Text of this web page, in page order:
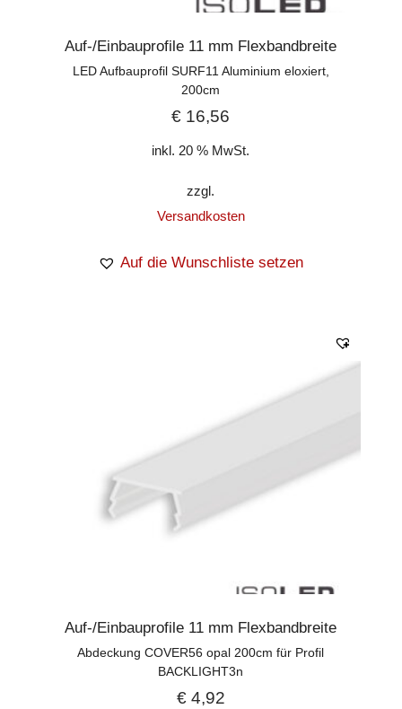
Auf-/Einbauprofile 11 mm Flexbandbreite
LED Aufbauprofil SURF11 Aluminium eloxiert,
200cm
€ 16,56
inkl. 20 % MwSt.
zzgl.
Versandkosten
Auf die Wunschliste setzen
Auf-/Einbauprofile 11 mm Flexbandbreite
Abdeckung COVER56 opal 200cm für Profil
BACKLIGHT3n
€4,92